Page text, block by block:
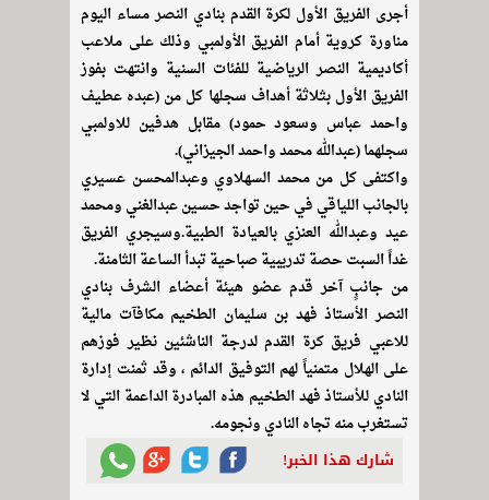
أجرى الفريق الأول لكرة القدم بنادي النصر مساء اليوم
مناورة كروية أمام الفريق الأولمبي وذلك على ملاعب
أكاديمية النصر الرياضية للفئات السنية وانتهت بفوز
الفريق الأول بثلاثة أهداف سجلها كل من (عبده عطيف
واحمد عباس وسعود حمود) مقابل هدفين للاولمبي
سجلهما (عبدالله محمد واحمد الجيزاني).
واكتفى كل من محمد السهلاوي وعبدالمحسن عسيري
بالجانب اللياقي في حين تواجد حسين عبدالغني ومحمد
عيد وعبدالله العنزي بالعيادة الطبية.وسيجري الفريق
غداً السبت حصة تدريبية صباحية تبدأ الساعة الثامنة.
من جانبٍ آخر قدم عضو هيئة أعضاء الشرف بنادي
النصر الأستاذ فهد بن سليمان الطخيم مكافآت مالية
للاعبي فريق كرة القدم لدرجة الناشئين نظير فوزهم
على الهلال متمنياً لهم التوفيق الدائم ، وقد ثمنت إدارة
النادي للأستاذ فهد الطخيم هذه المبادرة الداعمة التي لا
تستغرب منه تجاه النادي ونجومه.
شارك هذا الخبر!